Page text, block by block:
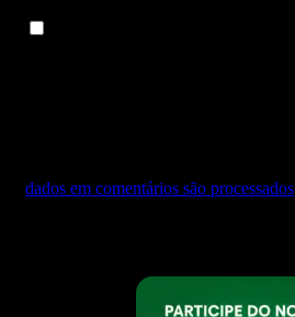
dados em comentários são processados